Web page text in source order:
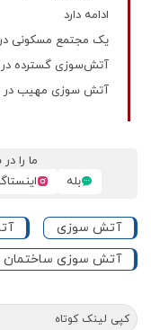
ادامه دارد
یک مجتمع مسکونی
آتش‌سوزی گسترده در
آتش ‌سوزی مهیب در
ما را
بله
آتش سوزی
آتش سوزی ساختمان
کپی لینک کوتاه